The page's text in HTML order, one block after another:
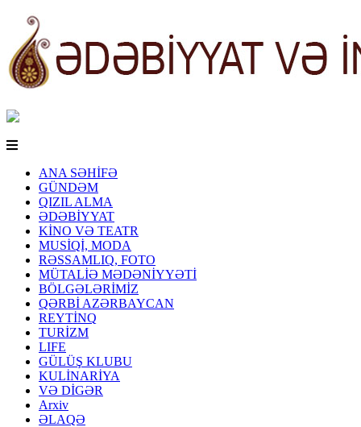
ANA SƏHİFƏ
GÜNDƏM
QIZIL ALMA
ƏDƏBİYYAT
KİNO VƏ TEATR
MUSİQİ, MODA
RƏSSAMLIQ, FOTO
MÜTALİƏ MƏDƏNİYYƏTİ
BÖLGƏLƏRİMİZ
QƏRBİ AZƏRBAYCAN
REYTİNQ
TURİZM
LIFE
GÜLÜŞ KLUBU
KULİNARİYA
VƏ DİGƏR
Arxiv
ƏLAQƏ